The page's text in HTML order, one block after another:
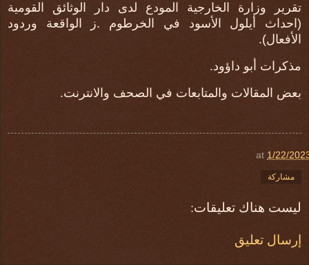
تقرير وزارة الخارجية المودع لدى دار الوثائق القومية
(احداث أيلول الأسود في الخرطوم .ز الواقعة وردود
الأفعال).
مذكرات أبو داؤود.
بعض المقالات والمتابعات في الصحف والانترنت.
at 1/22/
مشاركة
ليست هناك تعليقات:
إرسال تعليق